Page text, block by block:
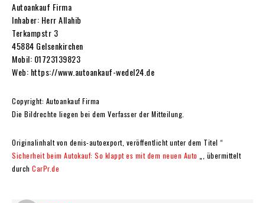
Autoankauf Firma
Inhaber: Herr Allahib
Terkampstr 3
45884 Gelsenkirchen
Mobil: 01723139823
Web: https://www.autoankauf-wedel24.de
Copyright: Autoankauf Firma
Die Bildrechte liegen bei dem Verfasser der Mitteilung.
Originalinhalt von denis-autoexport, veröffentlicht unter dem Titel “
Sicherheit beim Autokauf: So klappt es mit dem neuen Auto „, übermittelt
durch CarPr.de